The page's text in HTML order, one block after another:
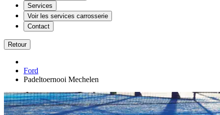
Services
Voir les services carrosserie
Contact
Retour
Ford
Padeltoernooi Mechelen